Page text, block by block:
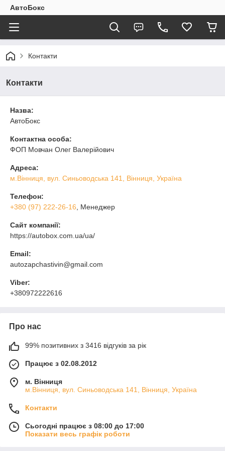
АвтоБокс
Контакти
Контакти
Назва:
АвтоБокс
Контактна особа:
ФОП Мовчан Олег Валерійович
Адреса:
м.Вінниця, вул. Синьоводська 141, Вінниця, Україна
Телефон:
+380 (97) 222-26-16 , Менеджер
Сайт компанії:
https://autobox.com.ua/ua/
Email:
autozapchastivin@gmail.com
Viber:
+380972222616
Про нас
99% позитивних з 3416 відгуків за рік
Працює з 02.08.2012
м. Вінниця
м.Вінниця, вул. Синьоводська 141, Вінниця, Україна
Контакти
Сьогодні працює з 08:00 до 17:00
Показати весь графік роботи